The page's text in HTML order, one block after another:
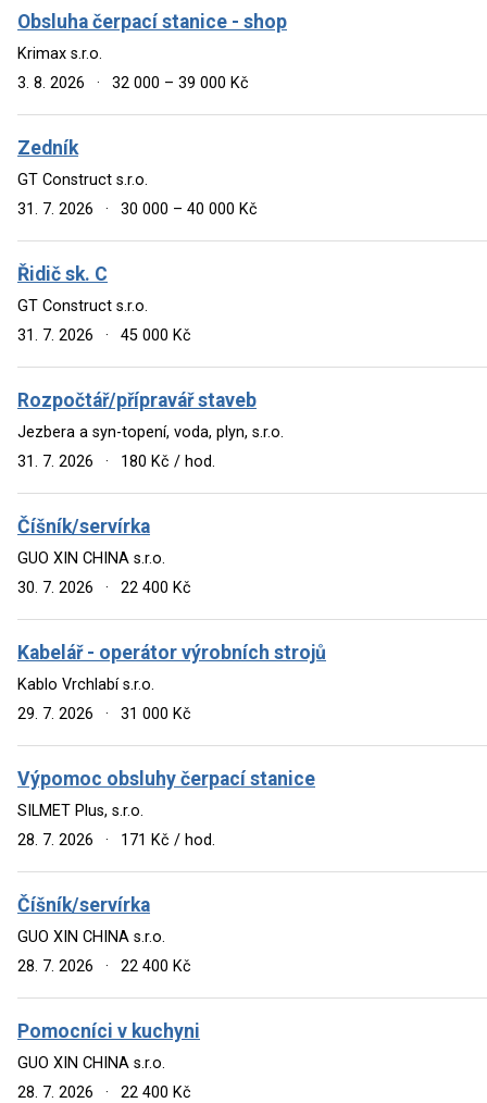
Obsluha čerpací stanice - shop
Krimax s.r.o.
3. 8. 2026
· 32 000 – 39 000 Kč
Zedník
GT Construct s.r.o.
31. 7. 2026
· 30 000 – 40 000 Kč
Řidič sk. C
GT Construct s.r.o.
31. 7. 2026
· 45 000 Kč
Rozpočtář/přípravář staveb
Jezbera a syn-topení, voda, plyn, s.r.o.
31. 7. 2026
· 180 Kč / hod.
Číšník/servírka
GUO XIN CHINA s.r.o.
30. 7. 2026
· 22 400 Kč
Kabelář - operátor výrobních strojů
Kablo Vrchlabí s.r.o.
29. 7. 2026
· 31 000 Kč
Výpomoc obsluhy čerpací stanice
SILMET Plus, s.r.o.
28. 7. 2026
· 171 Kč / hod.
Číšník/servírka
GUO XIN CHINA s.r.o.
28. 7. 2026
· 22 400 Kč
Pomocníci v kuchyni
GUO XIN CHINA s.r.o.
28. 7. 2026
· 22 400 Kč